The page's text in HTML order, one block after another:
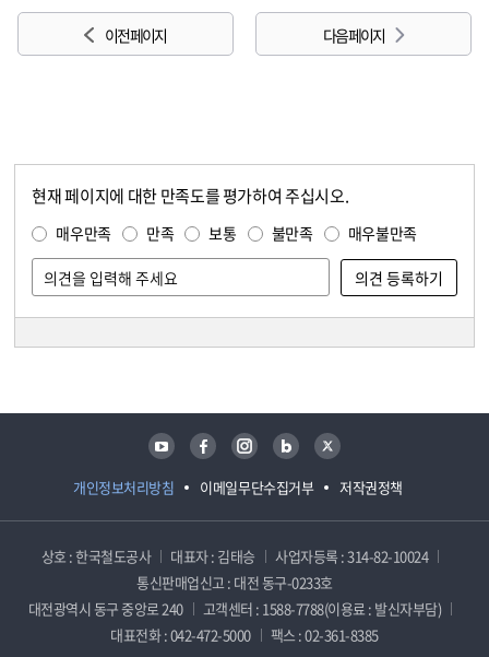
이전 페이지 다음 페이지
현재 페이지에 대한 만족도를 평가하여 주십시오.
매우만족 만족 보통 불만족 매우불만족
개인정보처리방침 이메일무단수집거부 저작권정책
유튜브 페이스북 인스타그램 블로그 트위터
상호 : 한국철도공사 대표자 : 김태승
사업자등록 : 314-82-10024
통신판매업신고 : 대전 동구-0233호
대전광역시 동구 중앙로 240
고객센터 : 1588-7788(이용료 : 발신자부담)
대표전화 : 042-472-5000
팩스 : 02-361-8385